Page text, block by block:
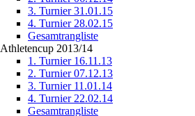
3. Turnier 31.01.15
4. Turnier 28.02.15
Gesamtrangliste
Athletencup 2013/14
1. Turnier 16.11.13
2. Turnier 07.12.13
3. Turnier 11.01.14
4. Turnier 22.02.14
Gesamtrangliste